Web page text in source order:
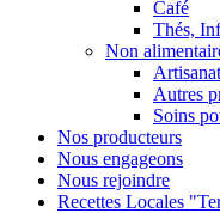
Café
Thés,
Non
Artisanat
Autres
Soins
Nos producteurs
Nous engageons
Nous rejoindre
Recettes Locales